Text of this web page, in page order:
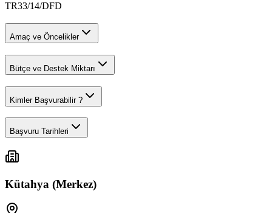
TR33/14/DFD
Amaç ve Öncelikler
Bütçe ve Destek Miktarı
Kimler Başvurabilir ?
Başvuru Tarihleri
Kütahya (Merkez)